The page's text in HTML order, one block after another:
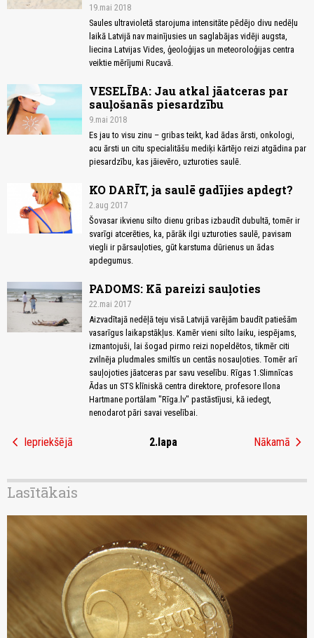
19.mai 2018
Saules ultravioletā starojuma intensitāte pēdējo divu nedēļu
laikā Latvijā nav mainījusies un saglabājas vidēji augsta,
liecina Latvijas Vides, ģeoloģijas un meteoroloģijas centra
veiktie mērījumi Rucavā.
VESELĪBA: Jau atkal jāatceras par
sauļošanās piesardzību
9.mai 2018
Es jau to visu zinu – gribas teikt, kad ādas ārsti, onkologi,
acu ārsti un citu specialitāšu mediķi kārtējo reizi atgādina par
piesardzību, kas jāievēro, uzturoties saulē.
KO DARĪT, ja saulē gadījies apdegt?
2.aug 2017
Šovasar ikvienu silto dienu gribas izbaudīt dubultā, tomēr ir
svarīgi atcerēties, ka, pārāk ilgi uzturoties saulē, pavisam
viegli ir pārsauļoties, gūt karstuma dūrienus un ādas
apdegumus.
PADOMS: Kā pareizi sauļoties
22.mai 2017
Aizvadītajā nedēļā teju visā Latvijā varējām baudīt patiešām
vasarīgus laikapstākļus. Kamēr vieni silto laiku, iespējams,
izmantojuši, lai šogad pirmo reizi nopeldētos, tikmēr citi
zvilnēja pludmales smiltīs un centās nosauļoties. Tomēr arī
sauļojoties jāatceras par savu veselību. Rīgas 1.Slimnīcas
Ādas un STS klīniskā centra direktore, profesore Ilona
Hartmane portālam "Rīga.lv" pastāstījusi, kā iedegt,
nenodarot pāri savai veselībai.
chevron_left Iepriekšējā 2.lapa Nākamā chevron_right
Lasītākais